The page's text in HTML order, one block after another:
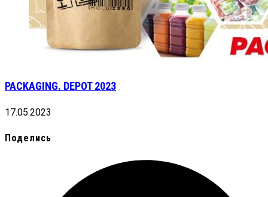
PACKAGING. DEPOT 2023
17.05.2023
Поделись